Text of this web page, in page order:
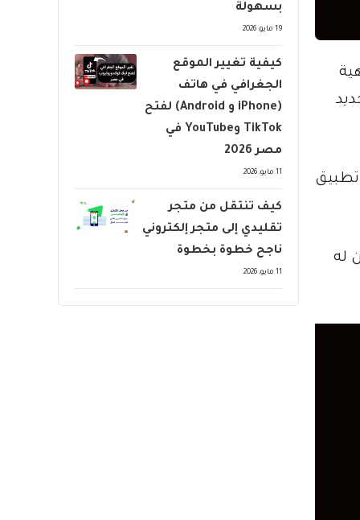
له
بسهولة
19 مايو، 2026
كيفية تغيير الموقع
الجغرافي في هاتف
(iPhone و Android) لفتح
TikTok وYouTube في
مصر 2026
11 مايو، 2026
كيف تنتقل من متجر
تقليدي إلى متجر إلكتروني
ناجح خطوة بخطوة
11 مايو، 2026